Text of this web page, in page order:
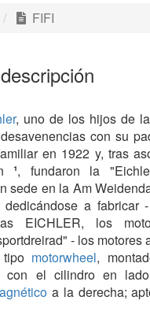
FIFI
, uno de los hijos de
con su
en 1922 y, tras
¹, fundaron la
sede en la Am
dedicándose a fabricar
EICHLER, los
- los motores
motorwheel,
con el cilindro en
a la derecha;